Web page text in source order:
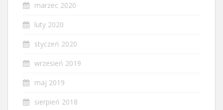
marzec 2020
luty 2020
styczeń 2020
wrzesień 2019
maj 2019
sierpień 2018